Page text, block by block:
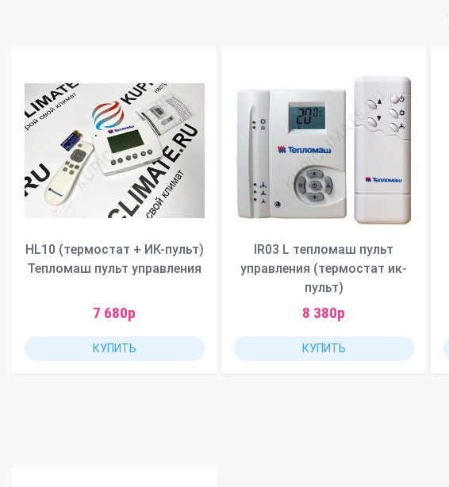
HL10 (термостат + ИК-пульт)
Тепломаш пульт управления
7 680р
КУПИТЬ
IR03 L тепломаш пульт
управления (термостат ик-
пульт)
8 380р
КУПИТЬ